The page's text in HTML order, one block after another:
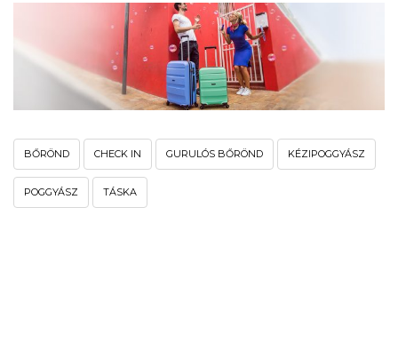
BŐRÖND CHECK IN GURULÓS BŐRÖND KÉZIPOGGYÁSZ
POGGYÁSZ TÁSKA